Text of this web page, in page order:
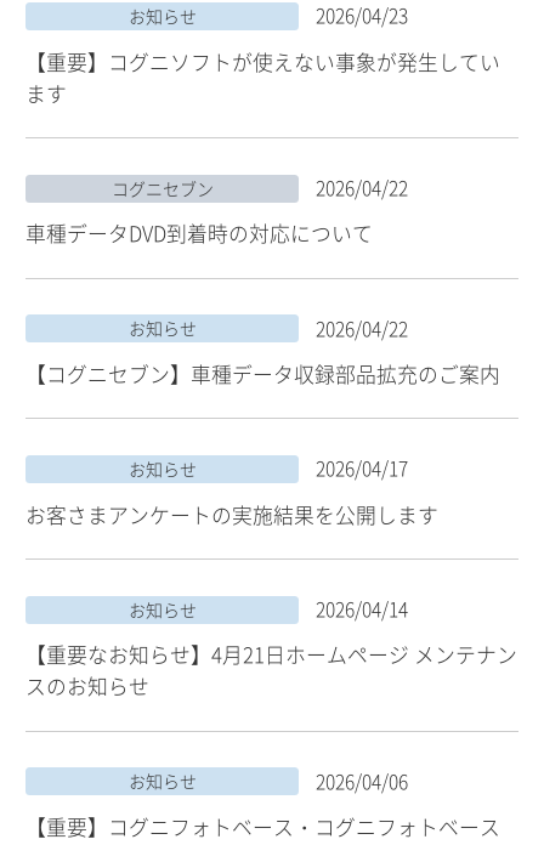
お知らせ 2026/04/23
【重要】コグニソフトが使えない事象が発生してい
ます
コグニセブン 2026/04/22
車種データDVD到着時の対応について
お知らせ 2026/04/22
【コグニセブン】車種データ収録部品拡充のご案内
お知らせ 2026/04/17
お客さまアンケートの実施結果を公開します
お知らせ 2026/04/14
【重要なお知らせ】4月21日ホームページ メンテナン
スのお知らせ
お知らせ 2026/04/06
【重要】コグニフォトベース・コグニフォトベース